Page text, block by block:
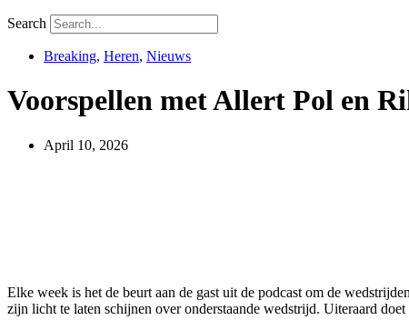
Search
Breaking, Heren, Nieuws
Voorspellen met Allert Pol en
April 10, 2026
Elke week is het de beurt aan de gast uit de podcast om de
zijn licht te laten schijnen over onderstaande wedstrijd. Uiteraard